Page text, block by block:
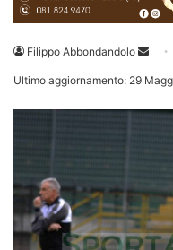
Filippo Abbondandolo
Invia
Ultimo aggiornamento: 29